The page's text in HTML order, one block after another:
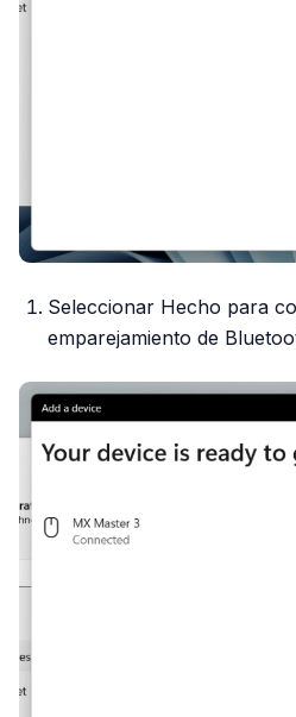
Seleccionar Hecho para
emparejamiento de